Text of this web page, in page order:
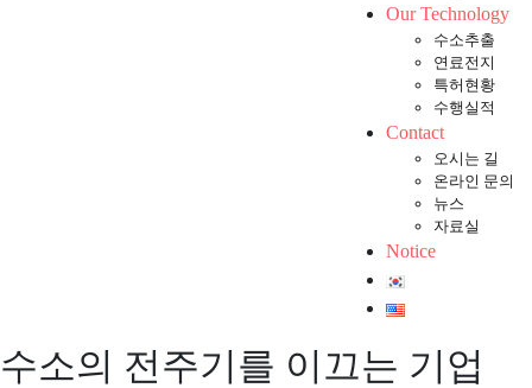
Our Technology
수소추출
연료전지
특허현황
수행실적
Contact
오시는 길
온라인 문의
뉴스
자료실
Notice
수소의 전주기를 이끄는 기업